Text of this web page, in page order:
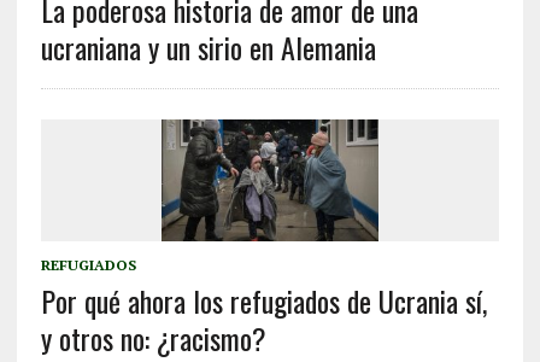
La poderosa historia de amor de una
ucraniana y un sirio en Alemania
REFUGIADOS
Por qué ahora los refugiados de Ucrania sí,
y otros no: ¿racismo?